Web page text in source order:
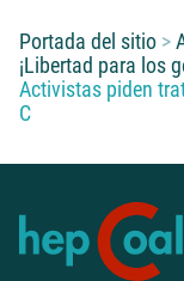
Usted está aquí:
Portada del sitio
¡Libertad para los
Activistas piden
C